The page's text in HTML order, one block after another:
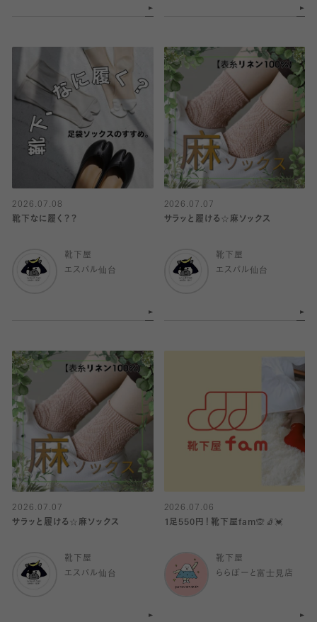
2026.07.08
靴下なに履く？？
靴下屋
エスパル仙台
2026.07.07
サラッと履ける☆麻ソックス
靴下屋
エスパル仙台
2026.07.07
サラッと履ける☆麻ソックス
靴下屋
エスパル仙台
2026.07.06
1足550円！靴下屋fam🙊🧦💓
靴下屋
ららぽーと富士見店